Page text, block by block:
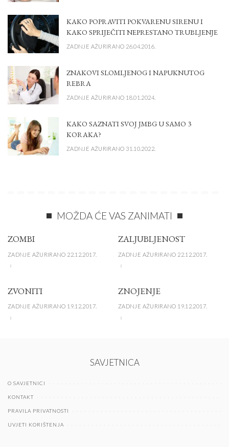
KAKO POPRAVITI POKVARENU SIRENU I
KAKO SPRIJEČITI NEPRESTANO TRUBLJENJE
ZADNJE AŽURIRANO 26.04.2016.
ZNAKOVI SLOMLJENOG I NAPUKNUTOG
REBRA
ZADNJE AŽURIRANO 18.01.2024.
KAKO SAZNATI SVOJ JMBG U SAMO 3
KORAKA?
ZADNJE AŽURIRANO 31.10.2022.
MOŽDA ĆE VAS ZANIMATI
ZOMBI
ZADNJE AŽURIRANO 22.12.2017.
ZALJUBLJENOST
ZADNJE AŽURIRANO 22.12.2017.
ZVONITI
ZADNJE AŽURIRANO 19.12.2017.
ZNOJENJE
ZADNJE AŽURIRANO 19.12.2017.
SAVJETNICA
O SAVJETNICI
KONTAKT
PRAVILA PRIVATNOSTI
UVJETI KORIŠTENJA